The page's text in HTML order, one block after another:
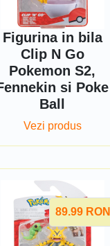
Figurina in bila
Clip N Go
Pokemon S2,
si Poke
Ball
Vezi produs
89.99 RON